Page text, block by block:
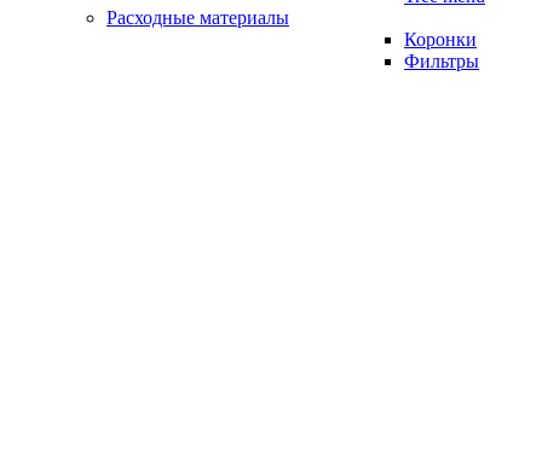
Расходные материалы
Коронки
Фильтры